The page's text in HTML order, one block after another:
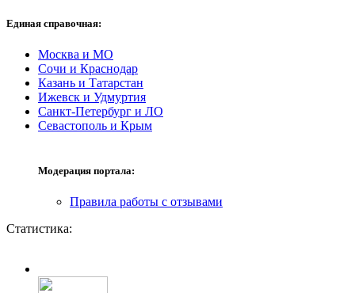
Единая справочная:
Москва и МО
Сочи и Краснодар
Казань и Татарстан
Ижевск и Удмуртия
Санкт-Петербург и ЛО
Севастополь и Крым
Модерация портала:
Правила работы с отзывами
Статистика: